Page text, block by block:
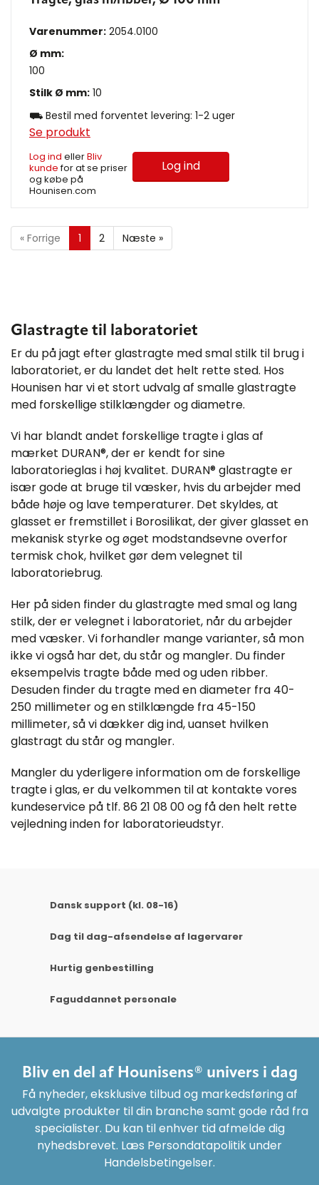
Varenummer: 2054.0100
Ø mm:
100
Stilk Ø mm: 10
⛟ Bestil med forventet levering: 1-2 uger
Se produkt
Log ind ellerBliv
kundefor at se priser
og købe på
Hounisen.com
Log ind
« Forrige 1 2 Næste »
Glastragte til laboratoriet
Er du på jagt efter glastragte med smal stilk til brug i
laboratoriet, er du landet det helt rette sted. Hos
Hounisen har vi et stort udvalg af smalle glastragte
med forskellige stilklængder og diametre.
Vi har blandt andet forskellige tragte i glas af
mærket DURAN®, der er kendt for sine
laboratorieglas i høj kvalitet. DURAN® glastragte er
især gode at bruge til væsker, hvis du arbejder med
både høje og lave temperaturer. Det skyldes, at
glasset er fremstillet i Borosilikat, der giver glasset en
mekanisk styrke og øget modstandsevne overfor
termisk chok, hvilket gør dem velegnet til
laboratoriebrug.
Her på siden finder du glastragte med smal og lang
stilk, der er velegnet i laboratoriet, når du arbejder
med væsker. Vi forhandler mange varianter, så mon
ikke vi også har det, du står og mangler. Du finder
eksempelvis tragte både med og uden ribber.
Desuden finder du tragte med en diameter fra 40-
250 millimeter og en stilklængde fra 45-150
millimeter, så vi dækker dig ind, uanset hvilken
glastragt du står og mangler.
Mangler du yderligere information om de forskellige
tragte i glas, er du velkommen til at kontakte vores
kundeservice på tlf. 86 21 08 00 og få den helt rette
vejledning inden for laboratorieudstyr.
Dansk support (kl. 08-16)
Dag til dag-afsendelse af lagervarer
Hurtig genbestilling
Faguddannet personale
Bliv en del af Hounisens® univers i dag
Få nyheder, eksklusive tilbud og markedsføring af
udvalgte produkter til din branche samt gode råd fra
specialister. Du kan til enhver tid afmelde dig
nyhedsbrevet. Læs Persondatapolitik under
Handelsbetingelser.